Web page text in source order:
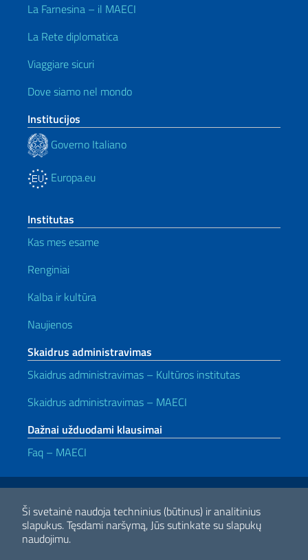
Ši svetainė naudoja techninius (būtinus) ir analitinius
slapukus.Tęsdami naršymą, Jūs sutinkate su slapukų
naudojimu.
La Farnesina – il MAECI
La Rete diplomatica
Viaggiare sicuri
Dove siamo nel mondo
Institucijos
Governo Italiano
Europa.eu
Institutas
Kas mes esame
Renginiai
Kalba ir kultūra
Naujienos
Skaidrus administravimas
Skaidrus administravimas – Kultūros institutas
Skaidrus administravimas – MAECI
Dažnai užduodami klausimai
Faq – MAECI
Naudingos nuorodos
Note legali